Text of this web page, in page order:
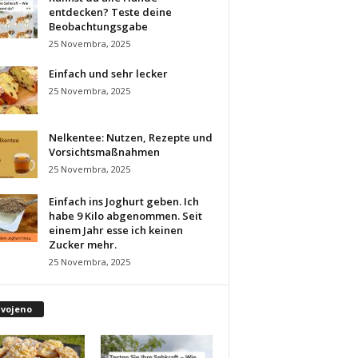
entdecken? Teste deine
Beobachtungsgabe
25 Novembra, 2025
Einfach und sehr lecker
25 Novembra, 2025
Nelkentee: Nutzen, Rezepte und
Vorsichtsmaßnahmen
25 Novembra, 2025
Einfach ins Joghurt geben. Ich
habe 9 Kilo abgenommen. Seit
einem Jahr esse ich keinen
Zucker mehr.
25 Novembra, 2025